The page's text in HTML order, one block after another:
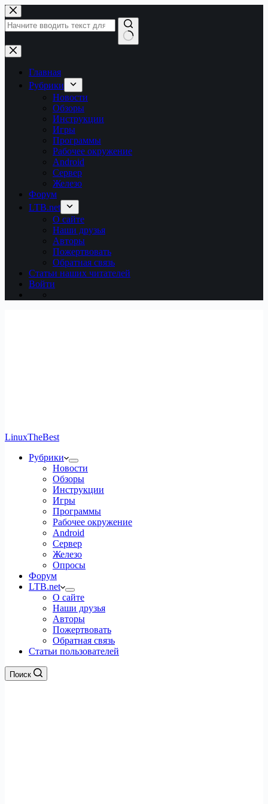
Перейти
к
сути
Ничего
не
найденоГлавная
Рубрики
Новости
Обзоры
Инструкции
Игры
Программы
Рабочее окружение
Android
Сервер
Железо
Форум
LTB.net
О сайте
Наши друзья
Авторы
Пожертвовать
Обратная связь
Статьи наших читателей
Войти
LinuxTheBest
Рубрики
Новости
Обзоры
Инструкции
Игры
Программы
Рабочее окружение
Android
Сервер
Железо
Опросы
Форум
LTB.net
О сайте
Наши друзья
Авторы
Пожертвовать
Обратная связь
Статьи пользователей
Поиск